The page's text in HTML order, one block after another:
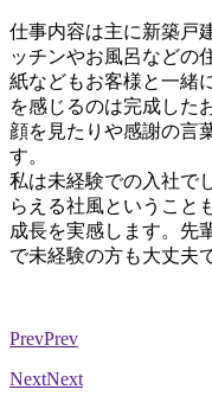
仕事内容は主に新築戸
ッチンやお風呂などの
紙などもお客様と一緒
を感じるのは完成した
顔を見たりや感謝の言
す。
私は未経験での入社で
らえる社風ということ
成長を実感します。先
で未経験の方も大丈夫
PrevPrev
NextNext